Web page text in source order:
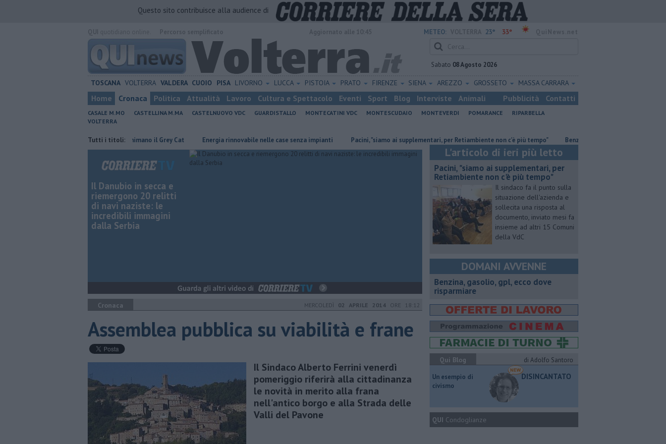
Questo sito contribuisce alla audience di
METEO: 23° 33°
Sabato 08 Agosto 2026
TOSCANA VOLTERRA VALDERA CUOIO PISA LIVORNO LUCCA PISTOIA PRATO FIRENZE SIENA AREZZO GROSSETO MASSA CARRARA
Home Cronaca Politica Attualità Lavoro Cultura e Spettacolo Eventi Sport Blog Interviste Animali Pubblicità Contatti
CASALE M.MO CASTELLINA M.MA CASTELNUOVO VDC GUARDISTALLO MONTECATINI VDC MONTESCUDAIO MONTEVERDI POMARANCE
RIPARBELLA
VOLTERRA
Tutti i titoli:
Rea e Martux M animano il Grey Cat Energia rinnovabile nelle case senza impianti Pacini, "siamo ai supplementari, per Retiambiente non c'è più tempo" ​Benzina, gasolio, gpl, ecco dove
Il Danubio in secca e
riemergono 20 relitti
di navi naziste: le
incredibili immagini
dalla Serbia
Cronaca MERCOLEDÌ 02 APRILE 2014 ORE 18:12
Assemblea pubblica su viabilità e frane
Il Sindaco Alberto Ferrini venerdì
pomeriggio riferirà alla cittadinanza
le novità in merito alla frana
nell'antico borgo e alla Strada delle
Valli del Pavone
L'articolo di ieri più letto
Pacini, "siamo ai supplementari, per
Retiambiente non c'è più tempo"
Il sindaco fa il punto sulla
situazione dell'azienda e
sollecita una risposta al
documento, inviato mesi fa
insieme ad altri 15 Comuni
della VdC
DOMANI AVVENNE
​Benzina, gasolio, gpl, ecco dove
risparmiare
Qui Blog
di Adolfo Santoro
​Un esempio di
civismo
DISINCANTATO
QUI Condoglianze